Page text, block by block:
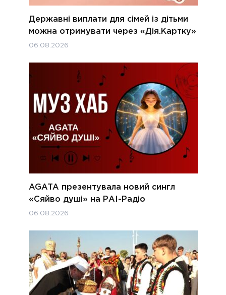
Державні виплати для сімей із дітьми
можна отримувати через «Дія.Картку»
06.08.2026
AGATA презентувала новий сингл
«Сяйво душі» на РАІ-Радіо
06.08.2026